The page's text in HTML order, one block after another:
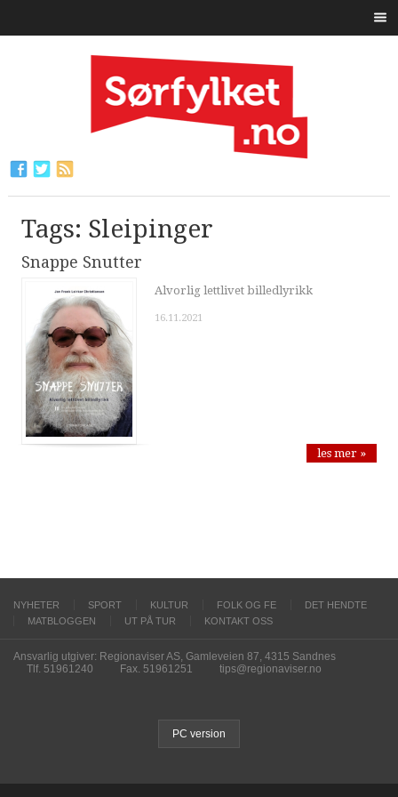
Tags: Sleipinger
Snappe Snutter
Alvorlig lettlivet billedlyrikk
16.11.2021
les mer »
NYHETER SPORT KULTUR FOLK OG FE
DET HENDTE
MATBLOGGEN
UT PÅ TUR KONTAKT OSS
Ansvarlig utgiver: Regionaviser AS, Gamleveien 87, 4315 Sandnes
Tlf. 51961240
Fax. 51961251 tips@regionaviser.no
PC version